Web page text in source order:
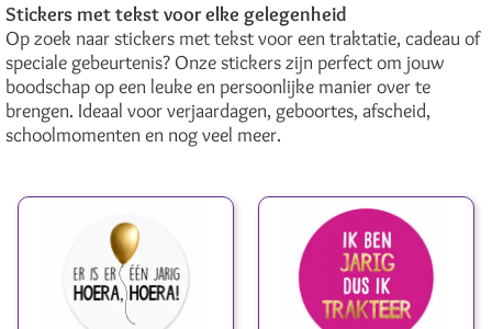
Stickers met tekst voor elke gelegenheid
Op zoek naar stickers met tekst voor een traktatie, cadeau of
speciale gebeurtenis? Onze stickers zijn perfect om jouw
boodschap op een leuke en persoonlijke manier over te
brengen. Ideaal voor verjaardagen, geboortes, afscheid,
schoolmomenten en nog veel meer.